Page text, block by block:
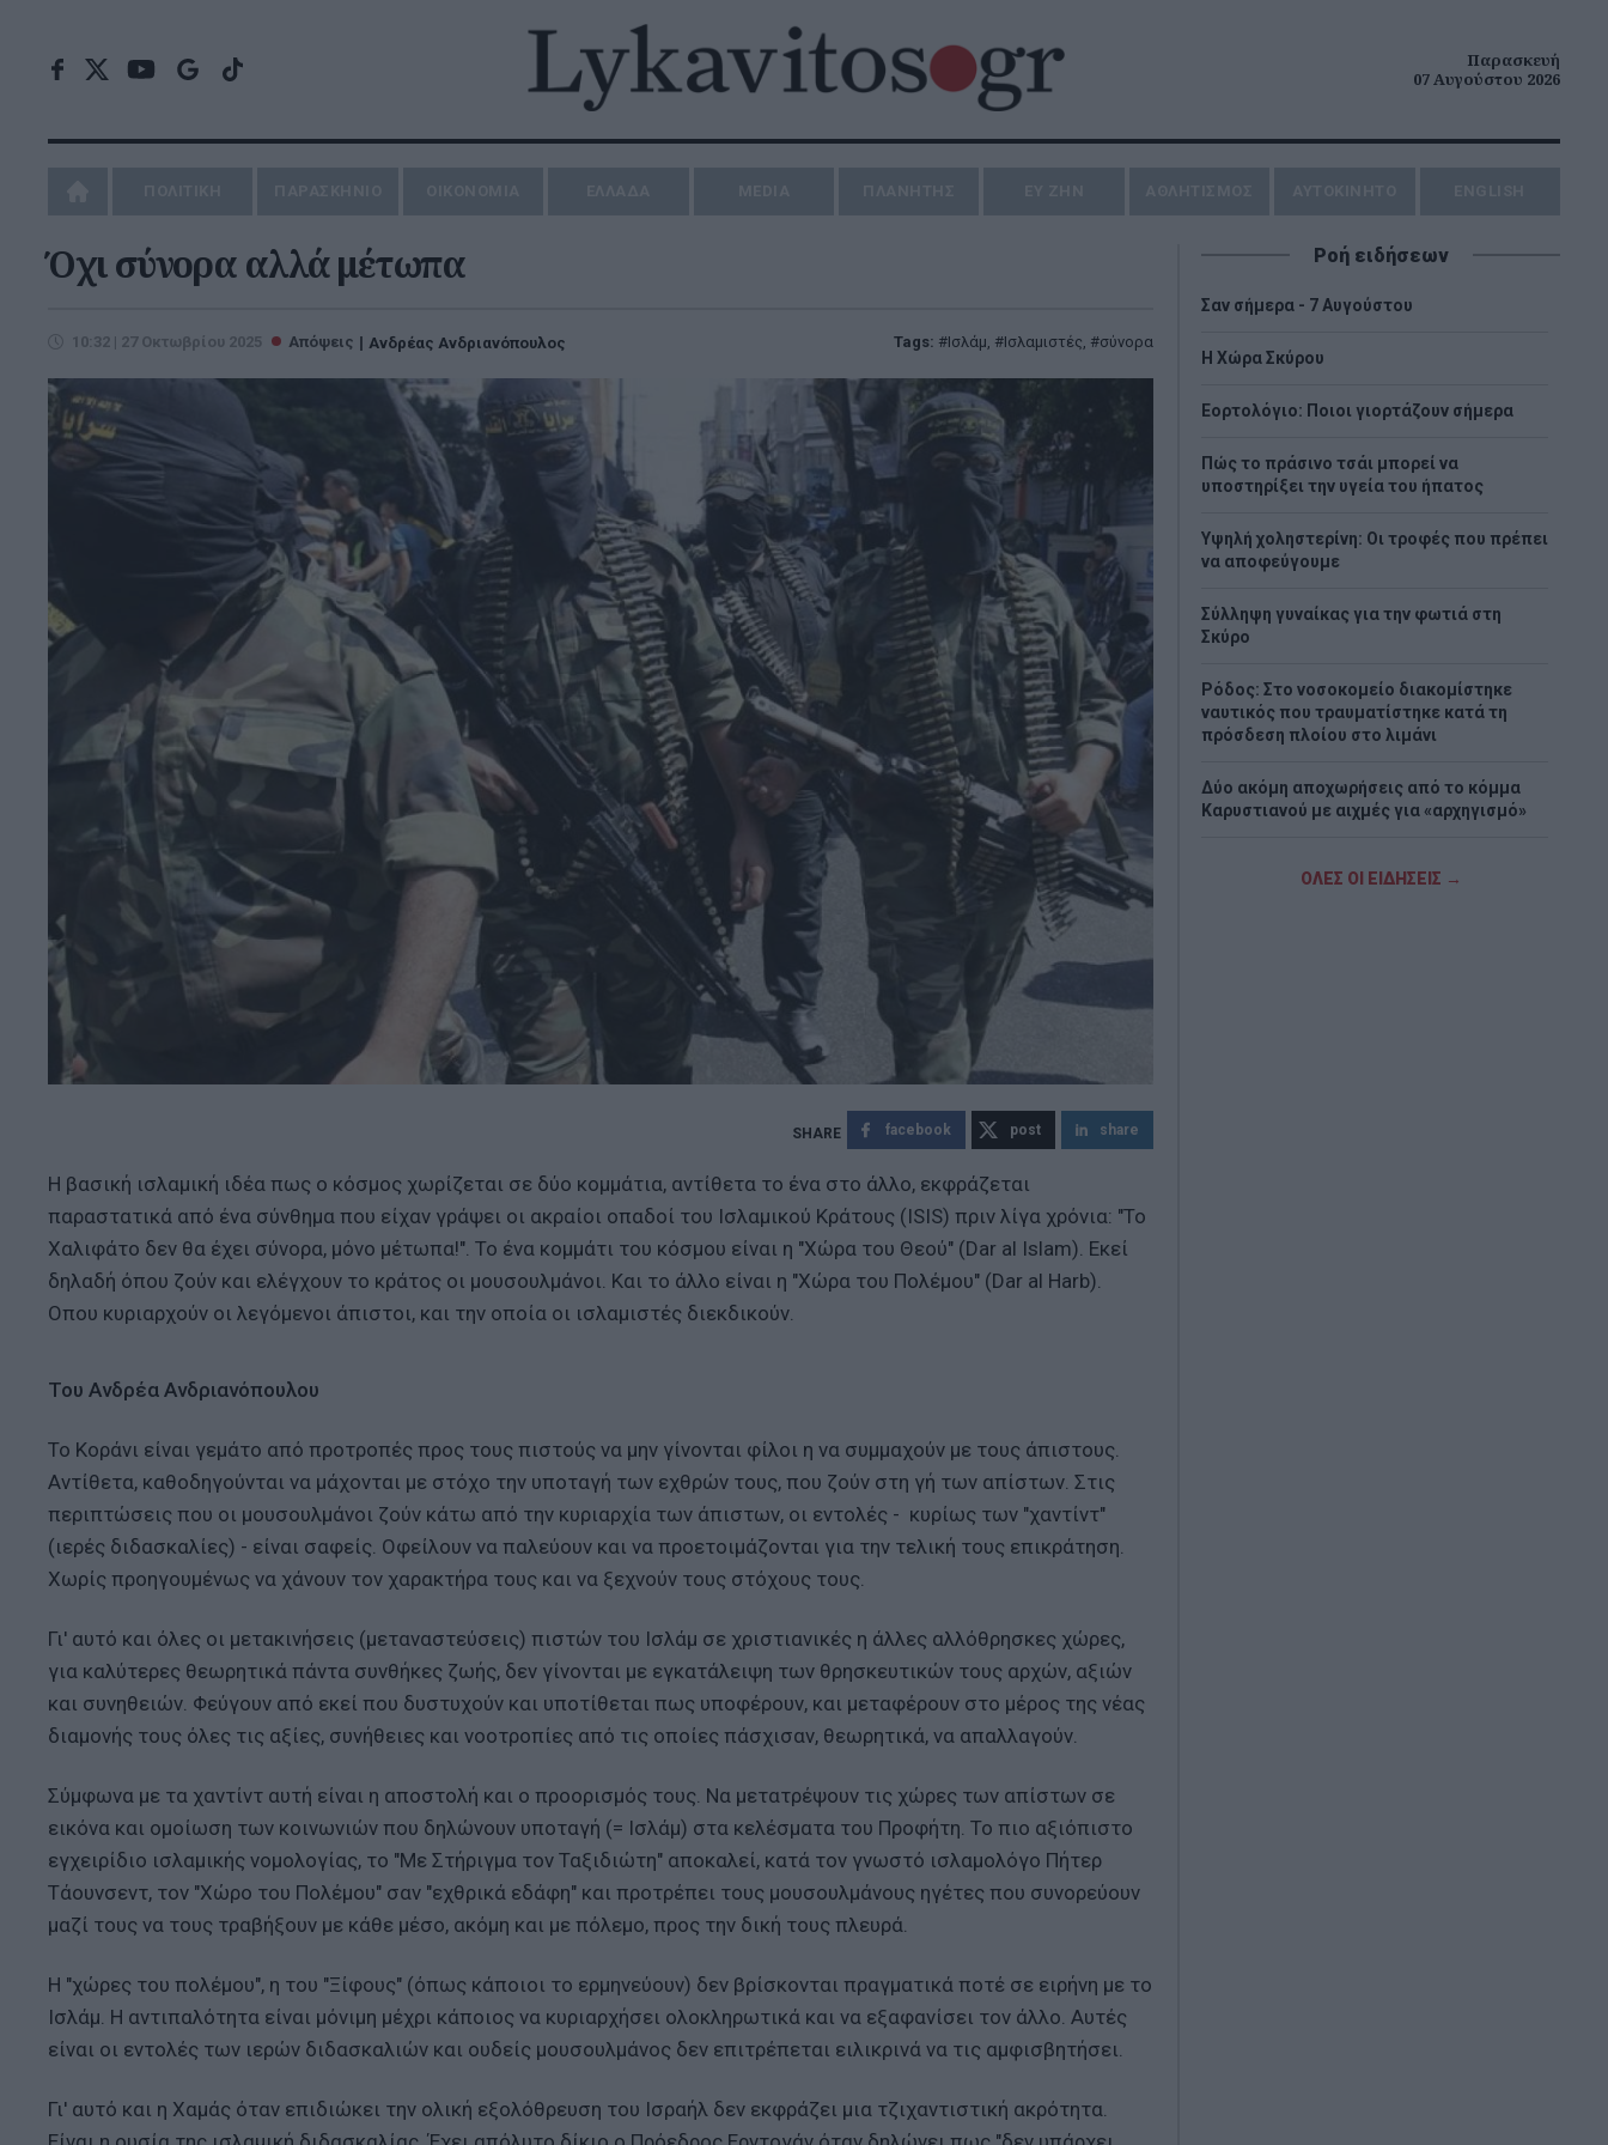
Παρασκευή
07 Αυγούστου 2026
Όχι σύνορα αλλά μέτωπα
10:32 | 27 Οκτωβρίου 2025 Απόψεις Ανδρέας Ανδριανόπουλος Tags: Ισλάμ, Ισλαμιστές, σύνορα
facebook post share
Η βασική ισλαμική ιδέα πως ο κόσμος χωρίζεται σε δύο κομμάτια, αντίθετα το ένα στο άλλο, εκφράζεται
παραστατικά από ένα σύνθημα που είχαν γράψει οι ακραίοι οπαδοί του Ισλαμικού Κράτους (ISIS) πριν λίγα χρόνια: "Το
Χαλιφάτο δεν θα έχει σύνορα, μόνο μέτωπα!". Το ένα κομμάτι του κόσμου είναι η "Χώρα του Θεού" (Dar al Islam). Eκεί
δηλαδή όπου ζούν και ελέγχουν το κράτος οι μουσουλμάνοι. Και το άλλο είναι η "Χώρα του Πολέμου" (Dar al Harb).
Oπου κυριαρχούν οι λεγόμενοι άπιστοι, και την οποία οι ισλαμιστές διεκδικούν.
Του Ανδρέα Ανδριανόπουλου
Το Κοράνι είναι γεμάτο από προτροπές προς τους πιστούς να μην γίνονται φίλοι η να συμμαχούν με τους άπιστους.
Αντίθετα, καθοδηγούνται να μάχονται με στόχο την υποταγή των εχθρών τους, που ζούν στη γή των απίστων. Στις
περιπτώσεις που οι μουσουλμάνοι ζούν κάτω από την κυριαρχία των άπιστων, οι εντολές - κυρίως των "χαντίντ"
(ιερές διδασκαλίες) - είναι σαφείς. Οφείλουν να παλεύουν και να προετοιμάζονται για την τελική τους επικράτηση.
Χωρίς προηγουμένως να χάνουν τον χαρακτήρα τους και να ξεχνούν τους στόχους τους.
Γι' αυτό και όλες οι μετακινήσεις (μεταναστεύσεις) πιστών του Ισλάμ σε χριστιανικές η άλλες αλλόθρησκες χώρες,
για καλύτερες θεωρητικά πάντα συνθήκες ζωής, δεν γίνονται με εγκατάλειψη των θρησκευτικών τους αρχών, αξιών
και συνηθειών. Φεύγουν από εκεί που δυστυχούν και υποτίθεται πως υποφέρουν, και μεταφέρουν στο μέρος της νέας
διαμονής τους όλες τις αξίες, συνήθειες και νοοτροπίες από τις οποίες πάσχισαν, θεωρητικά, να απαλλαγούν.
Σύμφωνα με τα χαντίντ αυτή είναι η αποστολή και ο προορισμός τους. Να μετατρέψουν τις χώρες των απίστων σε
εικόνα και ομοίωση των κοινωνιών που δηλώνουν υποταγή (= Ισλάμ) στα κελέσματα του Προφήτη. Το πιο αξιόπιστο
εγχειρίδιο ισλαμικής νομολογίας, το "Με Στήριγμα τον Ταξιδιώτη" αποκαλεί, κατά τον γνωστό ισλαμολόγο Πήτερ
Τάουνσεντ, τον "Χώρο του Πολέμου" σαν "εχθρικά εδάφη" και προτρέπει τους μουσουλμάνους ηγέτες που συνορεύουν
μαζί τους να τους τραβήξουν με κάθε μέσο, ακόμη και με πόλεμο, προς την δική τους πλευρά.
Η "χώρες του πολέμου", η του "Ξίφους" (όπως κάποιοι το ερμηνεύουν) δεν βρίσκονται πραγματικά ποτέ σε ειρήνη με το
Ισλάμ. Η αντιπαλότητα είναι μόνιμη μέχρι κάποιος να κυριαρχήσει ολοκληρωτικά και να εξαφανίσει τον άλλο. Αυτές
είναι οι εντολές των ιερών διδασκαλιών και ουδείς μουσουλμάνος δεν επιτρέπεται ειλικρινά να τις αμφισβητήσει.
Γι' αυτό και η Χαμάς όταν επιδιώκει την ολική εξολόθρευση του Ισραήλ δεν εκφράζει μια τζιχαντιστική ακρότητα.
Ροή ειδήσεων
Σαν σήμερα - 7 Αυγούστου
Η Χώρα Σκύρου
Εορτολόγιο: Ποιοι γιορτάζουν σήμερα
Πώς το πράσινο τσάι μπορεί να
υποστηρίξει την υγεία του ήπατος
Υψηλή χοληστερίνη: Οι τροφές που πρέπει
να αποφεύγουμε
Σύλληψη γυναίκας για την φωτιά στη
Σκύρο
Ρόδος: Στο νοσοκομείο διακομίστηκε
ναυτικός που τραυματίστηκε κατά τη
πρόσδεση πλοίου στο λιμάνι
Δύο ακόμη αποχωρήσεις από το κόμμα
Καρυστιανού με αιχμές για «αρχηγισμό»
Ήττα 1-0 από την Άντερλεχτ στην Τούμπα
ΟΛΕΣ ΟΙ ΕΙΔΗΣΕΙΣ →